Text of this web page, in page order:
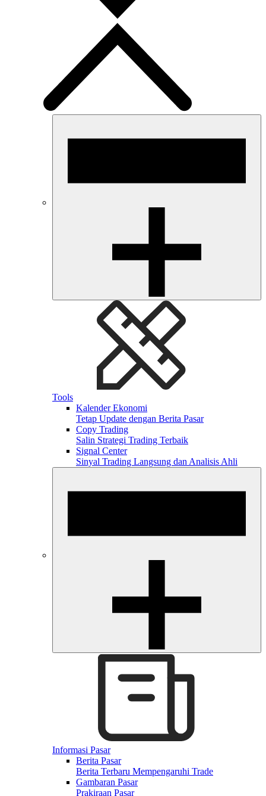
Tools
Kalender Ekonomi
Tetap Update dengan Berita Pasar
Copy Trading
Salin Strategi Trading Terbaik
Signal Center
Sinyal Trading Langsung dan Analisis Ahli
Informasi Pasar
Berita Pasar
Berita Terbaru Mempengaruhi Trade
Gambaran Pasar
Prakiraan Pasar